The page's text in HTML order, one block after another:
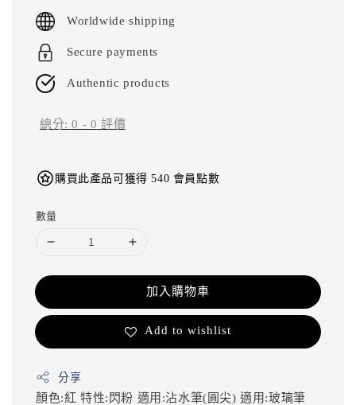
price
Worldwide shipping
Secure payments
Authentic products
總分:0 - 0 評價
購買此產品可獲得 540 會員點數
數量
加入購物車
Add to wishlist
分享
顏色:紅 特性:閃粉 適用:沾水筆(圓尖)適用:玻璃筆